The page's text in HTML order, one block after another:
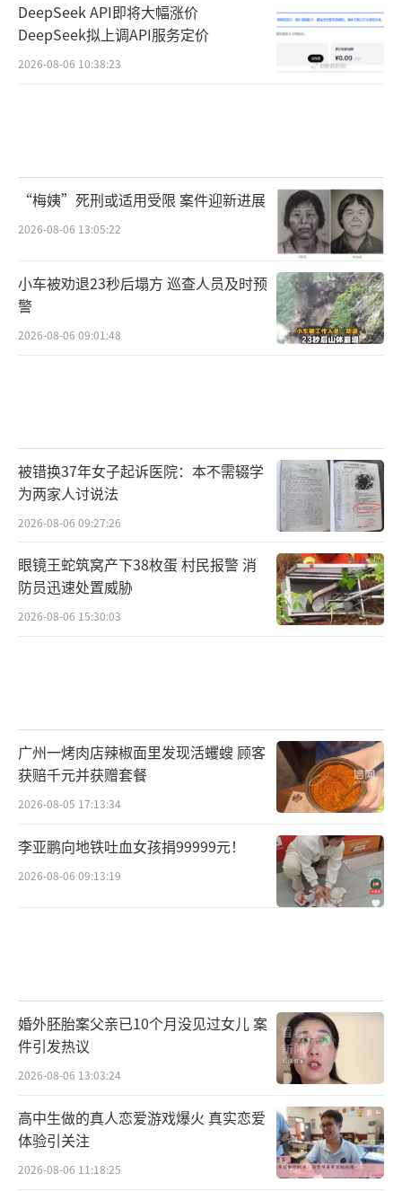
DeepSeek API即将大幅涨价
DeepSeek拟上调API服务定价
2026-08-06 10:38:23
“梅姨”死刑或适用受限 案件迎新进展
2026-08-06 13:05:22
小车被劝退23秒后塌方 巡查人员及时预
警
2026-08-06 09:01:48
被错换37年女子起诉医院：本不需辍学
为两家人讨说法
2026-08-06 09:27:26
眼镜王蛇筑窝产下38枚蛋 村民报警 消
防员迅速处置威胁
2026-08-06 15:30:03
广州一烤肉店辣椒面里发现活蠼螋 顾客
获赔千元并获赠套餐
2026-08-05 17:13:34
李亚鹏向地铁吐血女孩捐99999元！
2026-08-06 09:13:19
婚外胚胎案父亲已10个月没见过女儿 案
件引发热议
2026-08-06 13:03:24
高中生做的真人恋爱游戏爆火 真实恋爱
体验引关注
2026-08-06 11:18:25